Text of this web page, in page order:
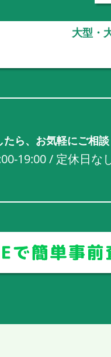
大型・
ら、お気軽にご相
19:00 / 定休日な